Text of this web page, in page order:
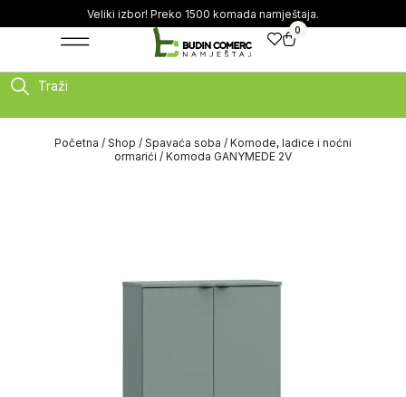
Veliki izbor! Preko 1500 komada namještaja.
0
Traži
Početna / Shop / Spavaća soba / Komode, ladice i noćni
ormarići / Komoda GANYMEDE 2V